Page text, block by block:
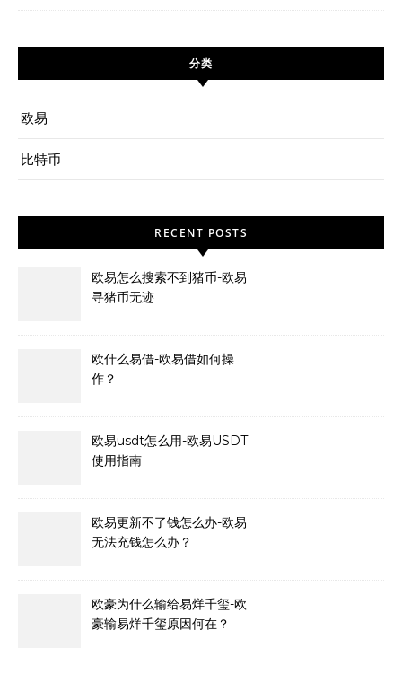
分类
欧易
比特币
RECENT POSTS
欧易怎么搜索不到猪币-欧易
寻猪币无迹
欧什么易借-欧易借如何操
作？
欧易usdt怎么用-欧易USDT
使用指南
欧易更新不了钱怎么办-欧易
无法充钱怎么办？
欧豪为什么输给易烊千玺-欧
豪输易烊千玺原因何在？